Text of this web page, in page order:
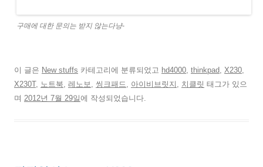
구매에 대한 문의는 받지 않는다냥-
이 글은 New stuffs 카테고리에 분류되었고 hd4000 thinkpad X230
X230T, 노트북 레노보 씽크패드 아이비브릿지 치클릿 태그가 있으
며 2012년 7월 29일에 작성되었습니다.